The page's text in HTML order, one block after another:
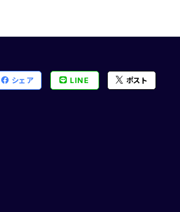
シェア LINE ポスト